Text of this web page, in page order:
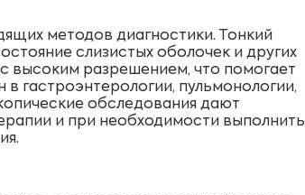
методов диагностики. Тонкий
слизистых оболочек и других
высоким разрешением, что помогает
гастроэнтерологии, пульмонологии,
обследования дают
и при необходимости выполнить